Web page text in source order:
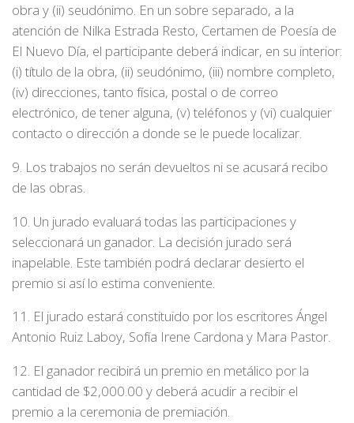
obra y (ii) seudónimo. En un sobre separado, a la
atención de Nilka Estrada Resto, Certamen de Poesía de
El Nuevo Día, el participante deberá indicar, en su interior:
(i) título de la obra, (ii) seudónimo, (iii) nombre completo,
(iv) direcciones, tanto física, postal o de correo
electrónico, de tener alguna, (v) teléfonos y (vi) cualquier
contacto o dirección a donde se le puede localizar.
9. Los trabajos no serán devueltos ni se acusará recibo
de las obras.
10. Un jurado evaluará todas las participaciones y
seleccionará un ganador. La decisión jurado será
inapelable. Este también podrá declarar desierto el
premio si así lo estima conveniente.
11. El jurado estará constituido por los escritores Ángel
Antonio Ruiz Laboy, Sofía Irene Cardona y Mara Pastor.
12. El ganador recibirá un premio en metálico por la
cantidad de $2,000.00 y deberá acudir a recibir el
premio a la ceremonia de premiación.